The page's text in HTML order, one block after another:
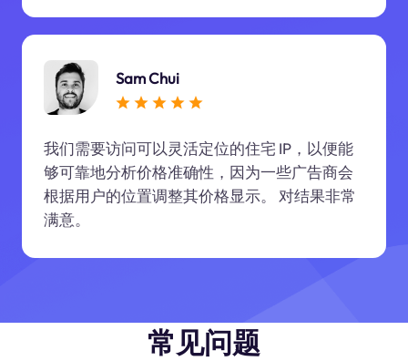
Sam Chui
我们需要访问可以灵活定位的住宅 IP，以便能
够可靠地分析价格准确性，因为一些广告商会
根据用户的位置调整其价格显示。 对结果非常
满意。
常见问题